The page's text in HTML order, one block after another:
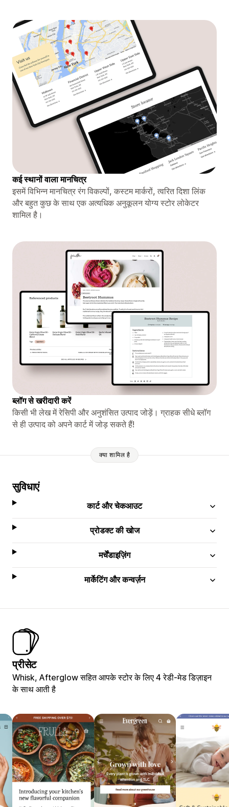
कई स्थानों वाला मानचित्र
इसमें विभिन्न मानचित्र रंग विकल्पों, कस्टम मार्करों, त्वरित दिशा लिंक
और बहुत कुछ के साथ एक अत्यधिक अनुकूलन योग्य स्टोर लोकेटर
शामिल है।
ब्लॉग से खरीदारी करें
किसी भी लेख में रेसिपी और अनुशंसित उत्पाद जोड़ें। ग्राहक सीधे ब्लॉग
से ही उत्पाद को अपने कार्ट में जोड़ सकते हैं!
क्या शामिल है
सुविधाएं
कार्ट और चेकआउट
प्रोडक्ट की खोज
मर्चेंडाइज़िंग
मार्केटिंग और कन्वर्ज़न
प्रीसेट
Whisk, Afterglow सहित आपके स्टोर के लिए 4 रेडी-मेड डिज़ाइन
के साथ आती है